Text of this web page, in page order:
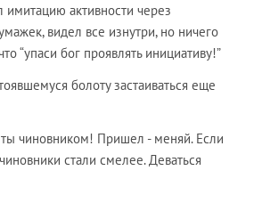
имитацию активности через
видел все изнутри, но ничего
“упаси бог проявлять инициативу!”
болоту застаиваться еще
ты чиновником! Пришел - меняй. Если
стали смелее. Деваться